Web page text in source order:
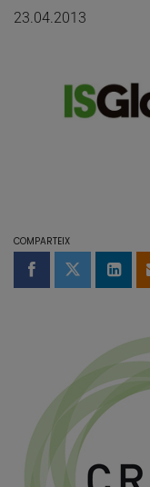
23.04.2013
COMPARTEIX
Compartir a